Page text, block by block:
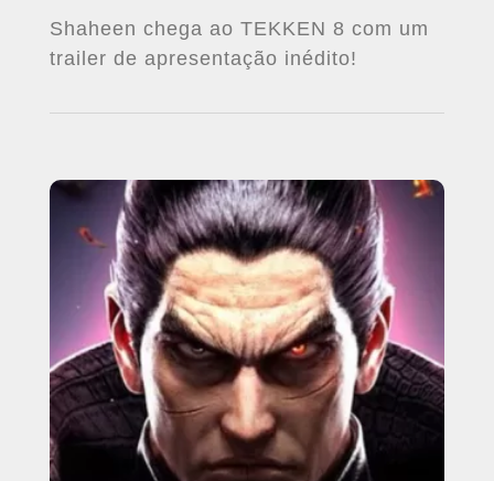
Shaheen chega ao TEKKEN 8 com um
trailer de apresentação inédito!